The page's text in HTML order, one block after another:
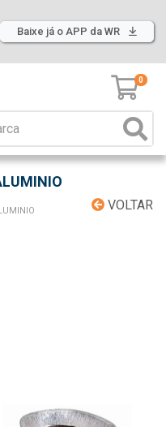
Baixe já o APP da WR
0
VOLTAR